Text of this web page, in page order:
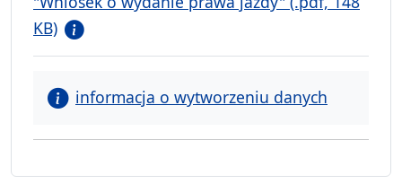
KB)
informacja o wytworzeniu danych